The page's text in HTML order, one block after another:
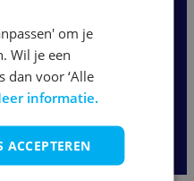
...5
om je
Wil je een
dan voor ‘Alle
informatie.
ACCEPTEREN